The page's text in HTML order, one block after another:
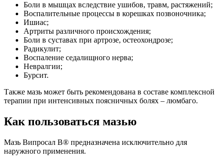
Боли в мышцах вследствие ушибов, травм, растяжений;
Воспалительные процессы в корешках позвоночника;
Ишиас;
Артриты различного происхождения;
Боли в суставах при артрозе, остеохондрозе;
Радикулит;
Воспаление седалищного нерва;
Невралгии;
Бурсит.
Также мазь может быть рекомендована в составе комплексной
терапии при интенсивных поясничных болях – люмбаго.
Как пользоваться мазью
Мазь Випросал В® предназначена исключительно для
наружного применения.